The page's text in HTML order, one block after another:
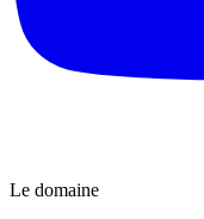
Le domaine